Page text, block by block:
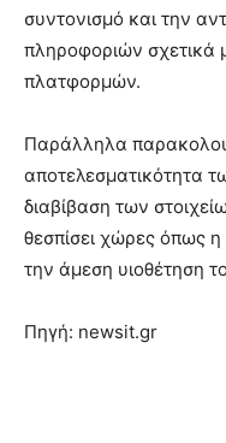
συντονισμό και την
πληροφοριών σχετικά
πλατφορμών.
Παράλληλα
αποτελεσματικότητα
διαβίβαση των
θεσπίσει χώρες όπως η
την άμεση υιοθέτηση
Πηγή: newsit.gr